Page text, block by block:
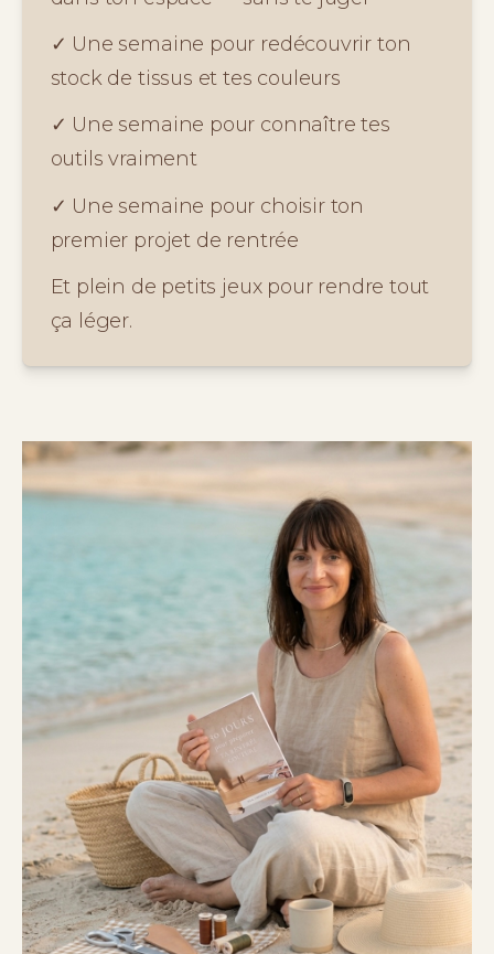
✓ Une semaine pour redécouvrir ton
stock de tissus et tes couleurs
✓ Une semaine pour connaître tes
outils vraiment
✓ Une semaine pour choisir ton
premier projet de rentrée
Et plein de petits jeux pour rendre tout
ça léger.